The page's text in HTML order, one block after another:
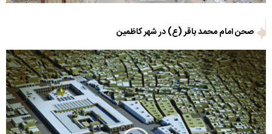
صحن امام محمد باقر (ع) در شهر کاظمین